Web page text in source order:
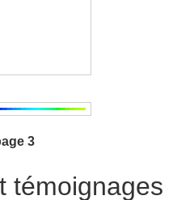
3
témoignages